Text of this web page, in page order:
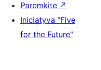
Paremkite ↗
Iniciatyva "Five
for the Future"